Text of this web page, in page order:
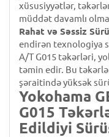
xüsusiyyətlər,
müddət davamlı
Rahat və Səssiz
endirən texnologiya
A/T G015 təkərləri,
təmin edir. Bu
şəraitində yüksək
Yokohama
G015
Edildiyi